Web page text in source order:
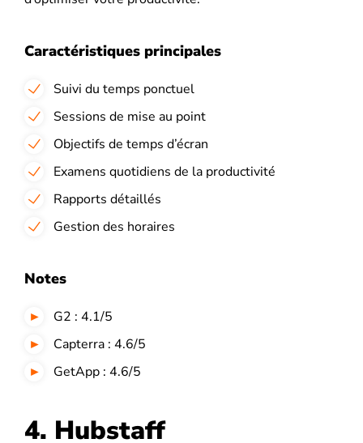
Caractéristiques principales
Suivi du temps ponctuel
Sessions de mise au point
Objectifs de temps d’écran
Examens quotidiens de la productivité
Rapports détaillés
Gestion des horaires
Notes
G2 : 4.1/5
Capterra : 4.6/5
GetApp : 4.6/5
4. Hubstaff